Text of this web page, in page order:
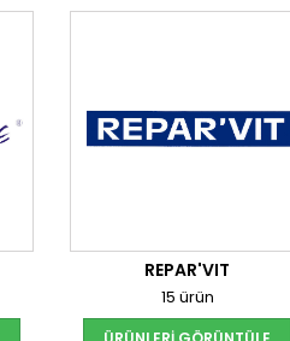
REPAR'VIT
15 ürün